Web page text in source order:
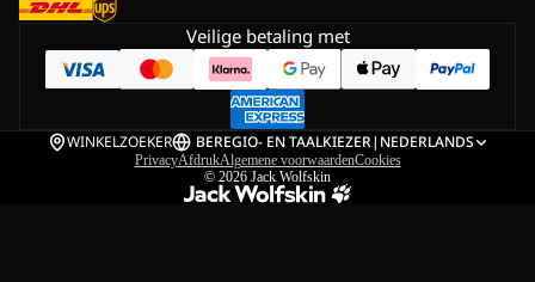
Veilige betaling met
WINKELZOEKER BEREGIO- EN TAALKIEZER| NEDERLANDS
PrivacyAfdrukAlgemene voorwaardenCookies
© 2026 Jack Wolfskin